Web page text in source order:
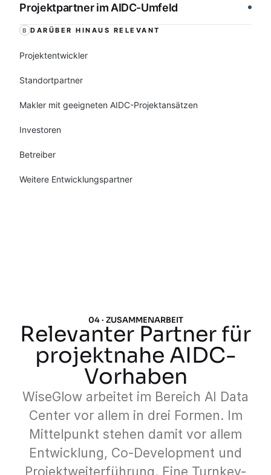
Projektpartner im AIDC-Umfeld
B DARÜBER HINAUS RELEVANT
Projektentwickler
Standortpartner
Makler mit geeigneten AIDC-Projektansätzen
Investoren
Betreiber
Weitere Entwicklungspartner
04 · ZUSAMMENARBEIT
Relevanter Partner für
projektnahe AIDC-
Vorhaben
WiseGlow arbeitet im Bereich AI Data
Center vor allem in drei Formen. Im
Mittelpunkt stehen damit vor allem
Entwicklung, Co-Development und
Projektweiterführung. Eine Turnkey-